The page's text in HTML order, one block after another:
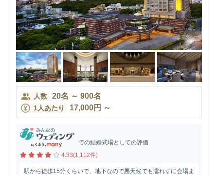
人数 20名 ～ 900名
1人あたり 17,000円 ～
での結婚式場としての評価
4.33(1,112件)
駅から徒歩15分くらいで、地下なので悪天候でも濡れずに会場ま